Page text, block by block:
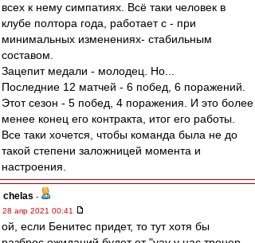
всех к нему симпатиях. Всё таки человек в
клубе полтора года, работает с - при
минимальных изменениях- стабильным
составом.
Зацепит медали - молодец. Но...
Последние 12 матчей - 6 побед, 6 поражений.
Этот сезон - 5 побед, 4 поражения. И это более
менее конец его контракта, итог его работы.
Все таки хочется, чтобы команда была не до
такой степени заложницей момента и
настроения.
chelas -
28 апр 2021 00:41
ой, если Бенитес придет, то тут хотя бы